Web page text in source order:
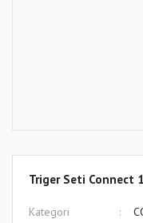
Triger Seti Connect
Kategori